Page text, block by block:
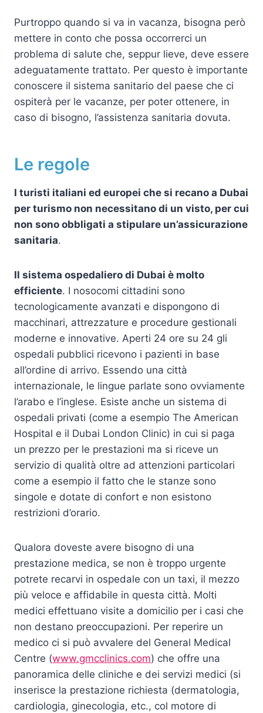
Purtroppo quando si va in vacanza, bisogna però
mettere in conto che possa occorrerci un
problema di salute che, seppur lieve, deve essere
adeguatamente trattato. Per questo è importante
conoscere il sistema sanitario del paese che ci
ospiterà per le vacanze, per poter ottenere, in
caso di bisogno, l’assistenza sanitaria dovuta.
Le regole
I turisti italiani ed europei che si recano a Dubai
per turismo non necessitano di un visto, per cui
non sono obbligati a stipulare un’assicurazione
sanitaria.
Il sistema ospedaliero di Dubai è molto
efficiente. I nosocomi cittadini sono
tecnologicamente avanzati e dispongono di
macchinari, attrezzature e procedure gestionali
moderne e innovative. Aperti 24 ore su 24 gli
ospedali pubblici ricevono i pazienti in base
all’ordine di arrivo. Essendo una città
internazionale, le lingue parlate sono ovviamente
l’arabo e l’inglese. Esiste anche un sistema di
ospedali privati (come a esempio The American
Hospital e il Dubai London Clinic) in cui si paga
un prezzo per le prestazioni ma si riceve un
servizio di qualità oltre ad attenzioni particolari
come a esempio il fatto che le stanze sono
singole e dotate di confort e non esistono
restrizioni d’orario.
Qualora doveste avere bisogno di una
prestazione medica, se non è troppo urgente
potrete recarvi in ospedale con un taxi, il mezzo
più veloce e affidabile in questa città. Molti
medici effettuano visite a domicilio per i casi che
non destano preoccupazioni. Per reperire un
medico ci si può avvalere del General Medical
Centre (www.gmcclinics.com) che offre una
panoramica delle cliniche e dei servizi medici (si
inserisce la prestazione richiesta (dermatologia,
cardiologia, ginecologia, etc., col motore di